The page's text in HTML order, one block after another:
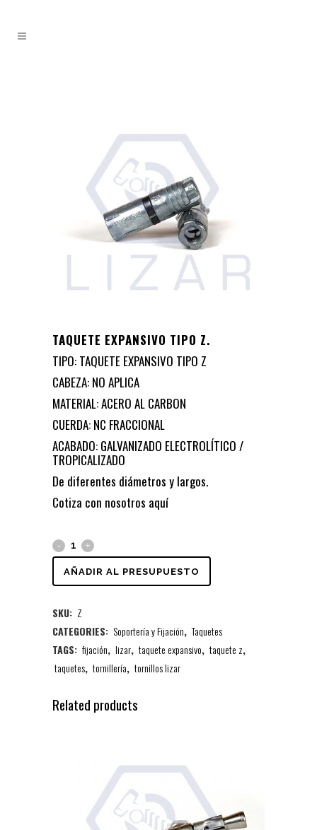
TAQUETE EXPANSIVO TIPO Z.
TIPO: TAQUETE EXPANSIVO TIPO Z
CABEZA: NO APLICA
MATERIAL: ACERO AL CARBON
CUERDA: NC FRACCIONAL
ACABADO: GALVANIZADO ELECTROLÍTICO /
TROPICALIZADO
De diferentes diámetros y largos.
Cotiza con nosotros aquí
AÑADIR AL PRESUPUESTO
SKU: Z
CATEGORIES: Soportería y Fijación, Taquetes
TAGS: fijación, lizar, taquete expansivo, taquete z,
taquetes, tornillería, tornillos lizar
Related products